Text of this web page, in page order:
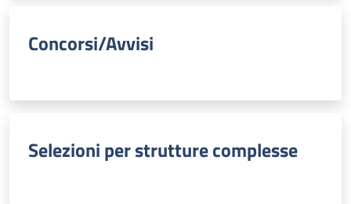
Concorsi/Avvisi
Selezioni per strutture complesse